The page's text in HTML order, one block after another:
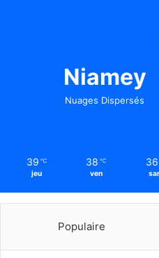
Niamey
Nuages Dispersés
39 ℃
jeu
38 ℃
ven
36
Populaire